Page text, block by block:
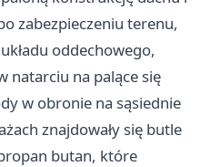
zabezpieczeniu terenu,
oddechowego,
natarciu na palące się
w obronie na sąsiednie
znajdowały się butle
butan, które